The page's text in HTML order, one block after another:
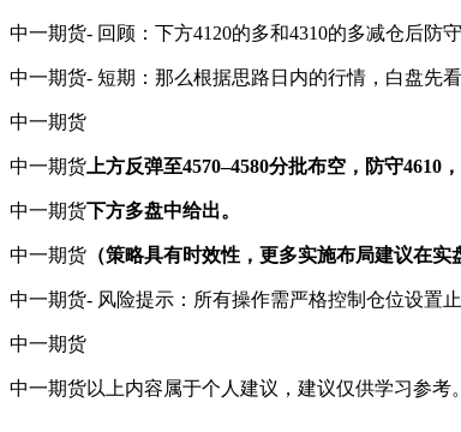
中一期货- 回顾：下方4120的多和4310的多减仓后防
中一期货- 短期：那么根据思路日内的行情，白盘先看
中一期货
中一期货 上方反弹至4570–4580分批布空，防守4610
中一期货下方多盘中给出。
中一期货 （策略具有时效性，更多实施布局建议在实
中一期货- 风险提示：所有操作需严格控制仓位设置
中一期货
中一期货以上内容属于个人建议，建议仅供学习参